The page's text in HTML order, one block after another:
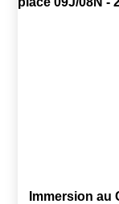
Immersion au